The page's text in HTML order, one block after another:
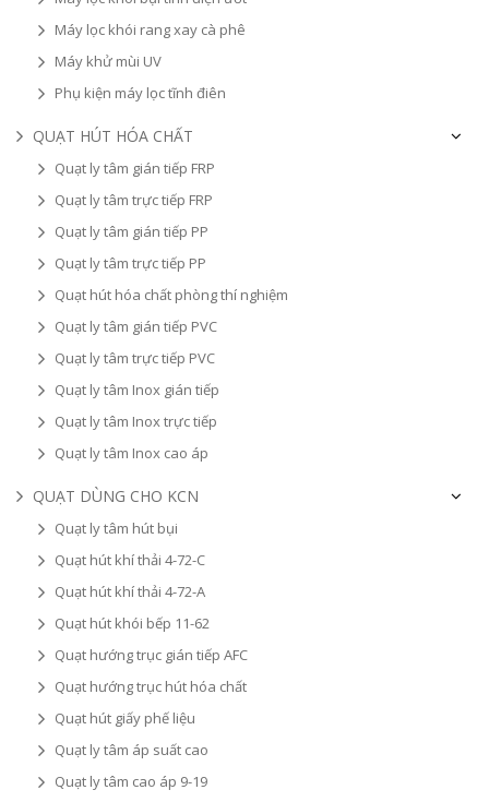
Máy lọc khói rang xay cà phê
Máy khử mùi UV
Phụ kiện máy lọc tĩnh điên
QUẠT HÚT HÓA CHẤT
Quạt ly tâm gián tiếp FRP
Quạt ly tâm trực tiếp FRP
Quạt ly tâm gián tiếp PP
Quạt ly tâm trực tiếp PP
Quạt hút hóa chất phòng thí nghiệm
Quạt ly tâm gián tiếp PVC
Quạt ly tâm trực tiếp PVC
Quạt ly tâm Inox gián tiếp
Quạt ly tâm Inox trực tiếp
Quạt ly tâm Inox cao áp
QUẠT DÙNG CHO KCN
Quạt ly tâm hút bụi
Quạt hút khí thải 4-72-C
Quạt hút khí thải 4-72-A
Quạt hút khói bếp 11-62
Quạt hướng trục gián tiếp AFC
Quạt hướng trục hút hóa chất
Quạt hút giấy phế liệu
Quạt ly tâm áp suất cao
Quạt ly tâm cao áp 9-19